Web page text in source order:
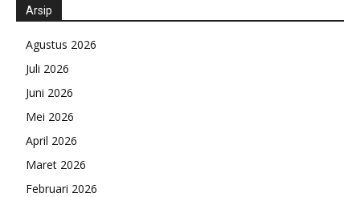
Arsip
Agustus 2026
Juli 2026
Juni 2026
Mei 2026
April 2026
Maret 2026
Februari 2026